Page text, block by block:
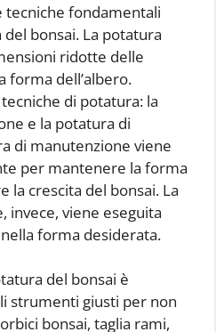
tecniche fondamentali
bonsai. La potatura
ridotte delle
forma dell’albero.
di potatura: la
e la potatura di
di manutenzione viene
per mantenere la forma
la crescita del bonsai. La
invece, viene eseguita
forma desiderata.
del bonsai è
strumenti giusti per non
bonsai, taglia rami,